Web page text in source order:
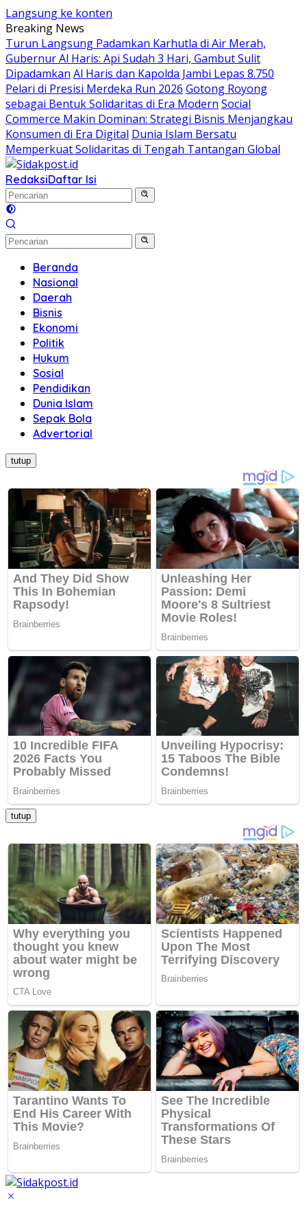
Langsung ke konten
Breaking News
Turun Langsung Padamkan Karhutla di Air Merah,
Gubernur Al Haris: Api Sudah 3 Hari, Gambut Sulit
Dipadamkan Al Haris dan Kapolda Jambi Lepas 8.750
Pelari di Presisi Merdeka Run 2026 Gotong Royong
sebagai Bentuk Solidaritas di Era Modern Social
Commerce Makin Dominan: Strategi Bisnis Menjangkau
Konsumen di Era Digital Dunia Islam Bersatu
Memperkuat Solidaritas di Tengah Tantangan Global
RedaksiDaftar Isi
Beranda
Nasional
Daerah
Bisnis
Ekonomi
Politik
Hukum
Sosial
Pendidikan
Dunia Islam
Sepak Bola
Advertorial
tutup
tutup